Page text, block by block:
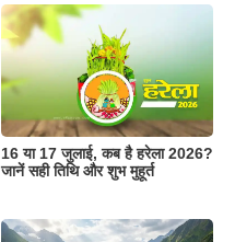
16 या 17 जुलाई, कब है हरेला 2026?
जानें सही तिथि और शुभ मुहूर्त